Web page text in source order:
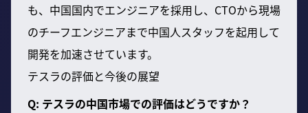
も、中国国内でエンジニアを採用し、CTOから現場
のチーフエンジニアまで中国人スタッフを起用して
開発を加速させています。
テスラの評価と今後の展望
Q: テスラの中国市場での評価はどうですか？